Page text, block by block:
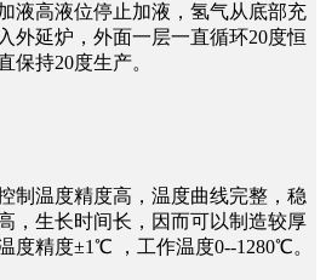
液高液位停止加液，氢气从底部充
外延炉，外面一层一直循环20度恒
保持20度生产。
制温度精度高，温度曲线完整，稳
，生长时间长，因而可以制造较厚
度精度±1℃ ，工作温度0--1280℃。